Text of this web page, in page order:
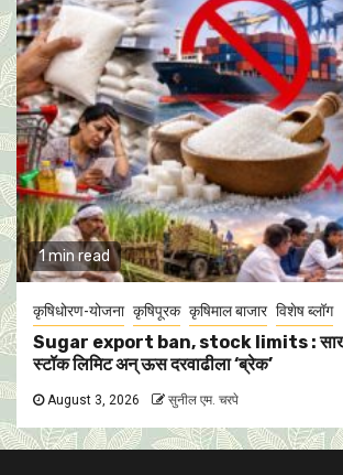
1 min read
कृषिधोरण-योजना कृषिपूरक कृषिमाल बाजार विशेष ब्लॉग
Sugar export ban, stock limits : साखर
स्टॉक लिमिट अन् ऊस दरवाढीला ‘ब्रेक’
August 3, 2026 सुनील एम. चरपे